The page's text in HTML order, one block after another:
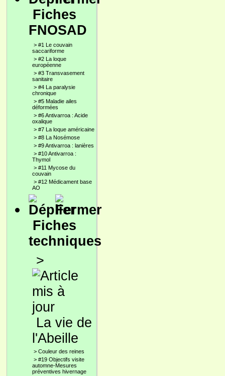
Fiches
FNOSAD
> #1 Le couvain
saccariforme
> #2 La loque
européenne
> #3 Transvasement
sanitaire
> #4 La paralysie
chronique
> #5 Maladie ailes
déformées
> #6 Antivarroa : Acide
oxalique
> #7 La loque américaine
> #8 La Nosémose
> #9 Antivarroa : lanières
> #10 Antivarroa :
Thymol
> #11 Mycose du
couvain
> #12 Médicament base
AO
Fiches
techniques
>
La vie de
l'Abeille
> Couleur des reines
> #19 Objectifs visite
automne-Mesures
préventives hivernage